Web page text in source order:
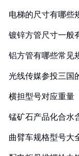
电梯的尺寸有哪些
镀锌方管尺寸一般
铝方管有哪些常见
光线传媒参投三国
横担型号对应重量
锰矿石产品化合水
曲臂车规格型号大